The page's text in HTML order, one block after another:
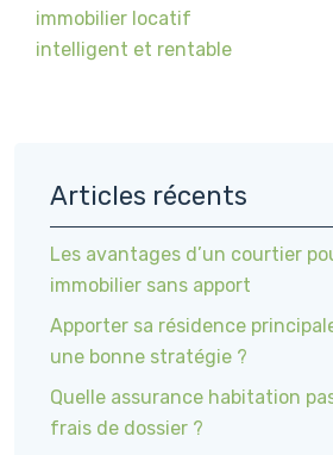
immobilier locatif
intelligent et rentable
Articles récents
Les avantages d’un courtier
immobilier sans apport
Apporter sa résidence
une bonne stratégie ?
Quelle assurance habitation
frais de dossier ?